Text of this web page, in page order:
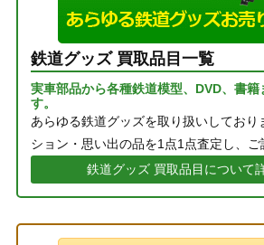
鉄道グッズ 買取品目一覧
実車部品から各種鉄道模型、DVD、書籍
す。
あらゆる鉄道グッズを取り扱いしており
ション・思い出の品を1点1点査定し、ご
鉄道グッズ 買取品目について